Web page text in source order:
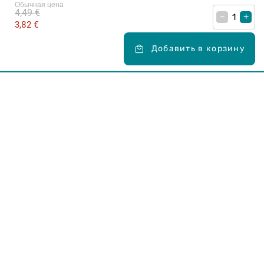
Обычная цена
3,82 €
4,49 € – +
Добавить в корзину